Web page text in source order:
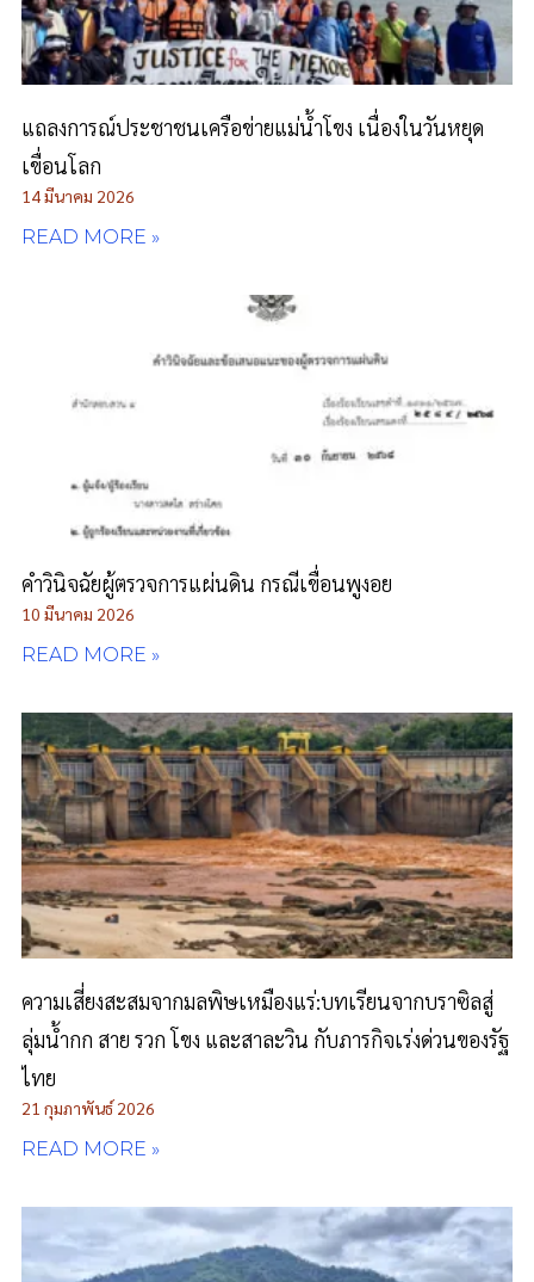
แถลงการณ์ประชาชนเครือข่ายแม่น้ำโขง เนื่องในวันหยุด
เขื่อนโลก
14 มีนาคม 2026
READ MORE »
คำวินิจฉัยผู้ตรวจการแผ่นดิน กรณีเขื่อนพูงอย
10 มีนาคม 2026
READ MORE »
ความเสี่ยงสะสมจากมลพิษเหมืองแร่:บทเรียนจากบราซิลสู่
ลุ่มน้ำกก สาย รวก โขง และสาละวิน กับภารกิจเร่งด่วนของรัฐ
ไทย
21 กุมภาพันธ์ 2026
READ MORE »